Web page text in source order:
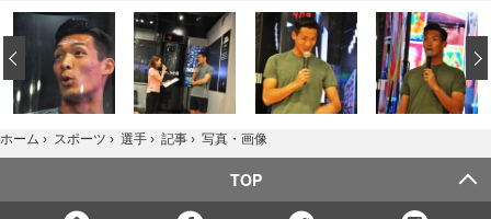
‹
ホーム › スポーツ › 選手 › 記事 › 写真・画像
TOP